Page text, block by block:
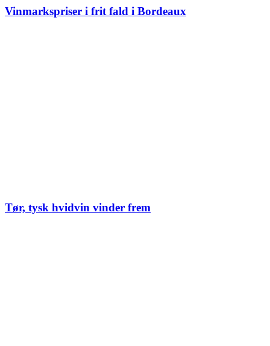
Vinmarkspriser i frit fald i Bordeaux
Tør, tysk hvidvin vinder frem